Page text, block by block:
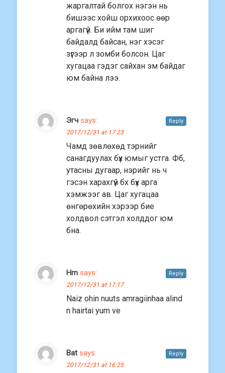
жаргалтай болгох нэгэн нь
бишээс хойш орхихоос өөр
аргагүй. Би ийм там шиг
байдалд байсан, нэг хэсэг
зүгээр л зомби болсон. Цаг
хугацаа гэдэг сайхан эм байдаг
юм байна лээ.
Эгч says:
2017/12/31 at 17:23
Чамд зөвлөхөд тэрнийг
санагдуулах бүх юмыг устга. Фб,
утасны дугаар, нэрийг нь ч
гэсэн харахгүй бх бүх арга
хэмжээг ав. Цаг хугацаа
өнгөрөхийн хэрээр бие
холдвол сэтгэл холддог юм
бна.
Reply
Hm says:
2017/12/31 at 17:17
Naiz ohin nuuts amragiinhaa alind
n hairtai yum ve
Reply
Bat says:
2017/12/31 at 16:25
Reply